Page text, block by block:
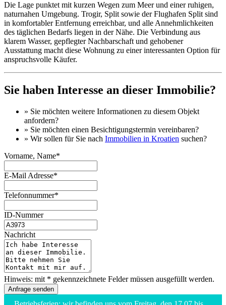
Die Lage punktet mit kurzen Wegen zum Meer und einer ruhigen,
naturnahen Umgebung. Trogir, Split sowie der Flughafen Split sind
in komfortabler Entfernung erreichbar, und alle Annehmlichkeiten
des täglichen Bedarfs liegen in der Nähe. Die Verbindung aus
klarem Wasser, gepflegter Nachbarschaft und gehobener
Ausstattung macht diese Wohnung zu einer interessanten Option für
anspruchsvolle Käufer.
Sie haben Interesse an dieser Immobilie?
» Sie möchten weitere Informationen zu diesem Objekt
anfordern?
» Sie möchten einen Besichtigungstermin vereinbaren?
» Wir sollen für Sie nach Immobilien in Kroatien suchen?
Vorname, Name*
E-Mail Adresse*
Telefonnummer*
ID-Nummer
Nachricht
Hinweis: mit * gekennzeichnete Felder müssen ausgefüllt werden.